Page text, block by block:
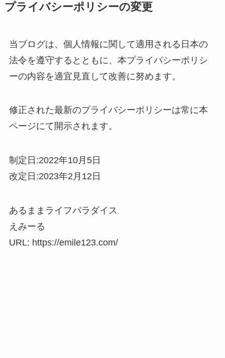
プライバシーポリシーの変更
当ブログは、個人情報に関して適用される日本の
法令を遵守するとともに、本プライバシーポリシ
ーの内容を適宜見直して改善に努めます。
修正された最新のプライバシーポリシーは常に本
ページにて開示されます。
制定日:2022年10月5日
改定日:2023年2月12日
あるままライフパラダイス
えみーる
URL: https://emile123.com/